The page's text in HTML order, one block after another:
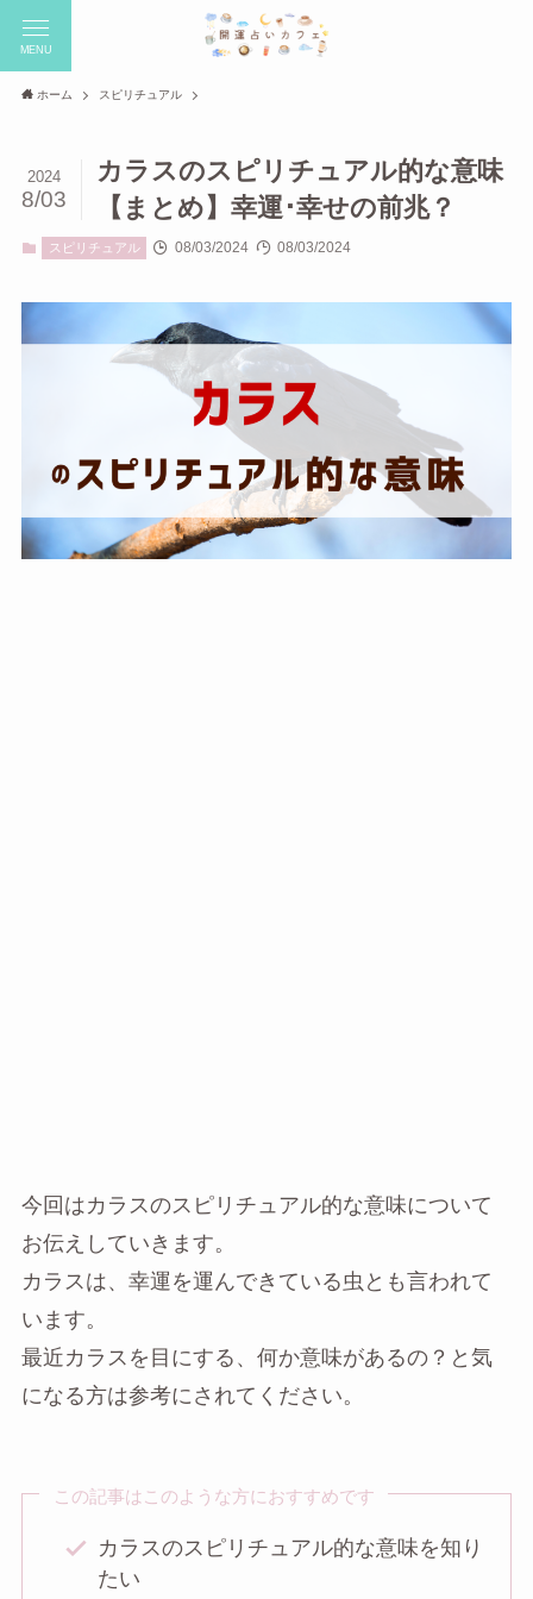
MENU
ホーム スピリチュアル
カラスのスピリチュアル的な意味
【まとめ】幸運･幸せの前兆？
2024
8/03
スピリチュアル 08/03/2024 08/03/2024
今回はカラスのスピリチュアル的な意味について
お伝えしていきます。
カラスは、幸運を運んできている虫とも言われて
います。
最近カラスを目にする、何か意味があるの？と気
になる方は参考にされてください。
この記事はこのような方におすすめです
カラスのスピリチュアル的な意味を知り
たい